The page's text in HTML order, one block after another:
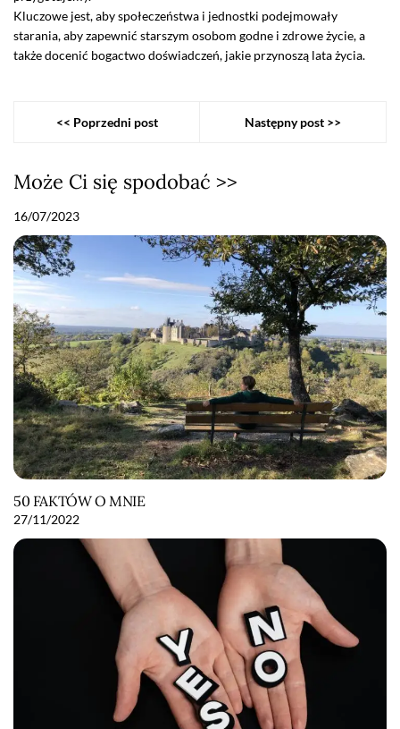
Kluczowe jest, aby społeczeństwa i jednostki podejmowały
starania, aby zapewnić starszym osobom godne i zdrowe życie, a
także docenić bogactwo doświadczeń, jakie przynoszą lata życia.
<< Poprzedni post Następny post >>
Może Ci się spodobać >>
16/07/2023
50 FAKTÓW O MNIE
27/11/2022